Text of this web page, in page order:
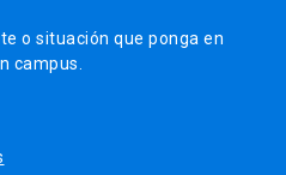
o situación que ponga en
campus.